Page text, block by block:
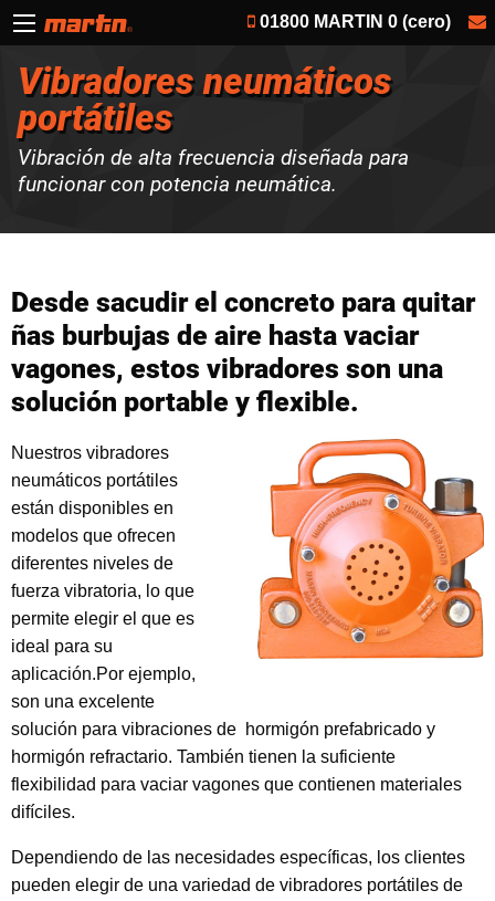
01800 MARTIN 0 (cero)
Vibradores neumáticos
portátiles
Vibración de alta frecuencia diseñada para
funcionar con potencia neumática.
Desde sacudir el concreto para quitar
ñas burbujas de aire hasta vaciar
vagones, estos vibradores son una
solución portable y flexible.
Nuestros vibradores
neumáticos portátiles
están disponibles en
modelos que ofrecen
diferentes niveles de
fuerza vibratoria, lo que
permite elegir el que es
ideal para su
aplicación.Por ejemplo,
son una excelente
solución para vibraciones de hormigón prefabricado y
hormigón refractario. También tienen la suficiente
flexibilidad para vaciar vagones que contienen materiales
difíciles.
Dependiendo de las necesidades específicas, los clientes
pueden elegir de una variedad de vibradores portátiles de